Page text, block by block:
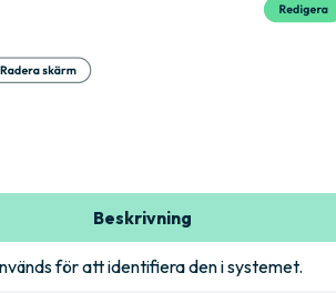
Beskrivning
för att identifiera den i systemet.